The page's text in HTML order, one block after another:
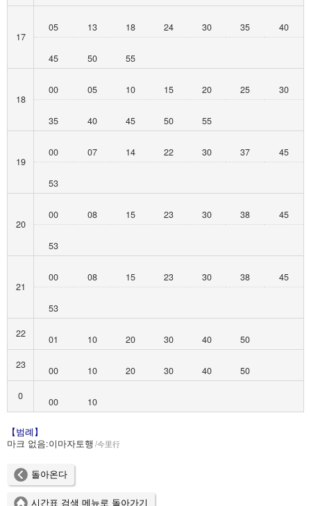
17
05 13 18 24 30 35 40
45 50 55
18
00 05 10 15 20 25 30
35 40 45 50 55
19
00 07 14 22 30 37 45
53
20
00 08 15 23 30 38 45
53
21
00 08 15 23 30 38 45
53
22
01 10 20 30 40
50
23
00 10 20 30 40
50
0
00 10
【범례】
마크 없음:이마자토행 今里行
돌아온다
시간표 검색 메뉴로 돌아가기